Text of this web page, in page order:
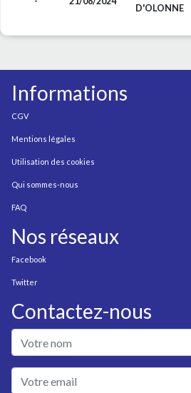
D'OLONNE
Informations
CGV
Mentions légales
Utilisation des cookies
Qui sommes-nous
FAQ
Nos réseaux
Facebook
Twitter
Contactez-nous